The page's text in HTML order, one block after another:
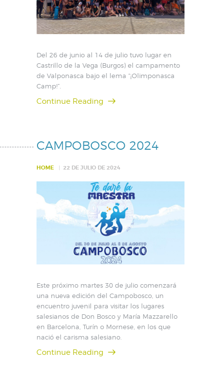
Del 26 de junio al 14 de julio tuvo lugar en
Castrillo de la Vega (Burgos) el campamento
de Valponasca bajo el lema “¡Olimponasca
Camp!”.
Continue Reading
CAMPOBOSCO 2024
HOME 22 DE JULIO DE 2024
Este próximo martes 30 de julio comenzará
una nueva edición del Campobosco, un
encuentro juvenil para visitar los lugares
salesianos de Don Bosco y María Mazzarello
en Barcelona, Turín o Mornese, en los que
nació el carisma salesiano.
Continue Reading